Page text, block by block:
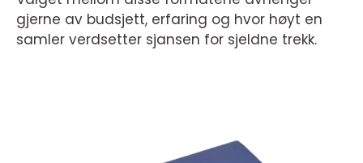
gjerne av budsjett, erfaring og hvor høyt en
samler verdsetter sjansen for sjeldne trekk.